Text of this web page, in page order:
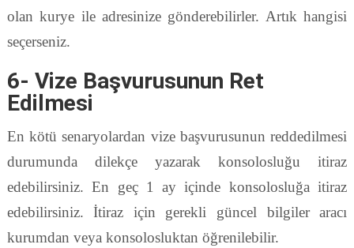
olan kurye ile adresinize gönderebilirler. Artık hangisi
seçerseniz.
6- Vize Başvurusunun Ret
Edilmesi
En kötü senaryolardan vize başvurusunun reddedilmesi
durumunda dilekçe yazarak konsolosluğu itiraz
edebilirsiniz. En geç 1 ay içinde konsolosluğa itiraz
edebilirsiniz. İtiraz için gerekli güncel bilgiler aracı
kurumdan veya konsolosluktan öğrenilebilir.